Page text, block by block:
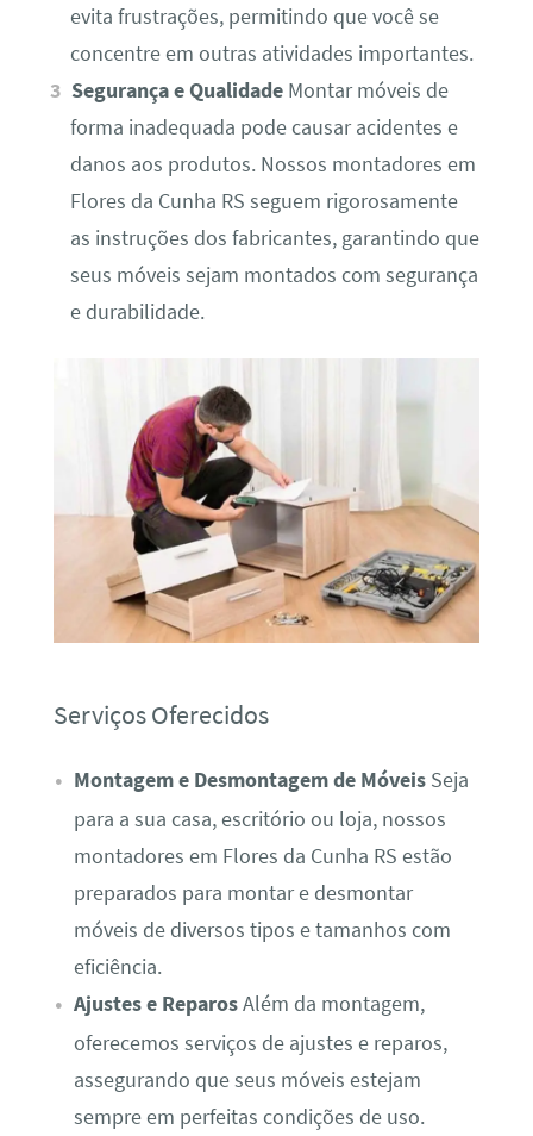
evita frustrações, permitindo que você se
concentre em outras atividades importantes.
Segurança e Qualidade Montar móveis de
forma inadequada pode causar acidentes e
danos aos produtos. Nossos montadores em
Flores da Cunha RS seguem rigorosamente
as instruções dos fabricantes, garantindo que
seus móveis sejam montados com segurança
e durabilidade.
Serviços Oferecidos
Montagem e Desmontagem de MóveisSeja
para a sua casa, escritório ou loja, nossos
montadores em Flores da Cunha RS estão
preparados para montar e desmontar
móveis de diversos tipos e tamanhos com
eficiência.
Ajustes e ReparosAlém da montagem,
oferecemos serviços de ajustes e reparos,
assegurando que seus móveis estejam
sempre em perfeitas condições de uso.